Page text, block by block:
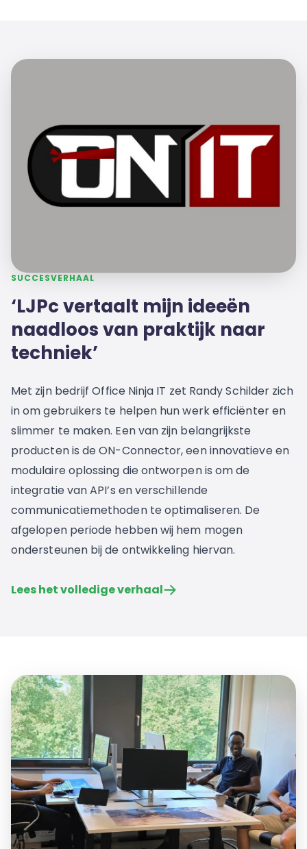
SUCCESVERHAAL
‘LJPc vertaalt mijn ideeën
naadloos van praktijk naar
techniek’
Met zijn bedrijf Office Ninja IT zet Randy Schilder zich
in om gebruikers te helpen hun werk efficiënter en
slimmer te maken. Een van zijn belangrijkste
producten is de ON-Connector, een innovatieve en
modulaire oplossing die ontworpen is om de
integratie van API’s en verschillende
communicatiemethoden te optimaliseren. De
afgelopen periode hebben wij hem mogen
ondersteunen bij de ontwikkeling hiervan.
Lees het volledige verhaal